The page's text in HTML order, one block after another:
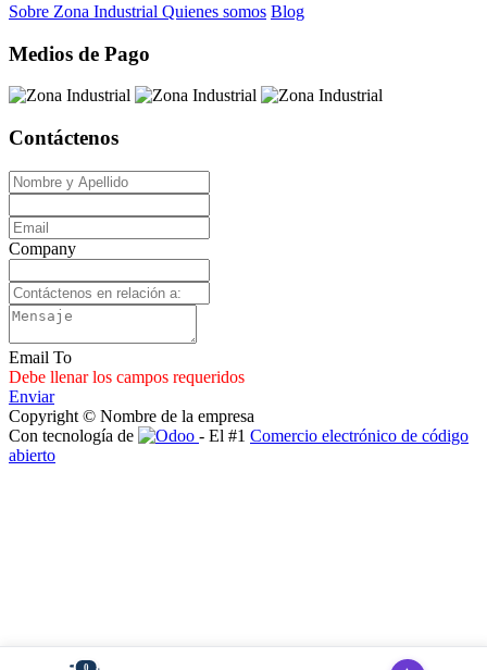
Sobre Zona Industrial Quienes somos Blog
Medios de Pago
Contáctenos
Company
Email To
Debe llenar los campos requeridos
Enviar
Copyright © Nombre de la empresa
Con tecnología de
- El #1 Comercio electrónico de código
abierto
0